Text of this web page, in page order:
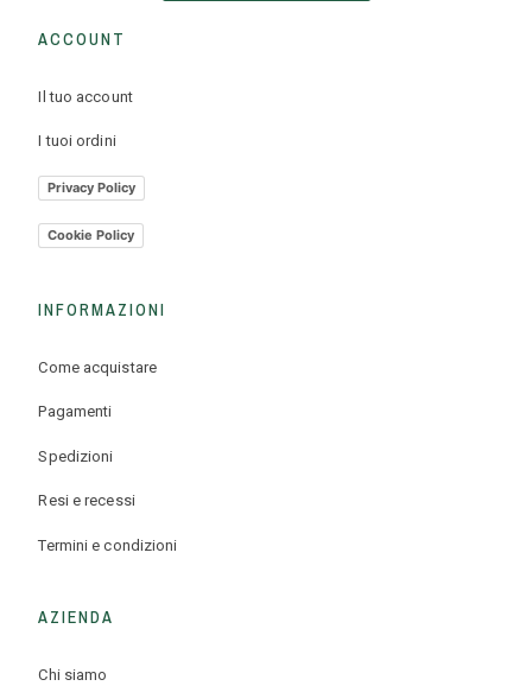
ACCOUNT
Il tuo account
I tuoi ordini
Privacy Policy
Cookie Policy
INFORMAZIONI
Come acquistare
Pagamenti
Spedizioni
Resi e recessi
Termini e condizioni
AZIENDA
Chi siamo